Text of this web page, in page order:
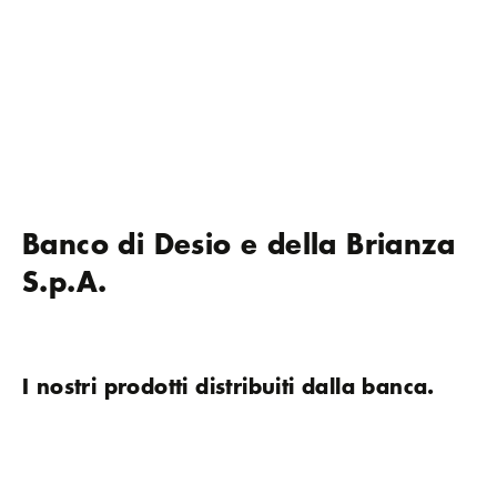
Banco di Desio e della Brianza
S.p.A.
I nostri prodotti distribuiti dalla banca.